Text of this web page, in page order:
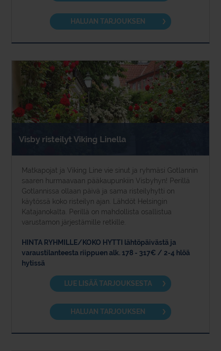
HALUAN TARJOUKSEN
Visby risteilyt Viking Linella
Matkapojat ja Viking Line vie sinut ja ryhmäsi Gotlannin
saaren hurmaavaan pääkaupunkiin Visbyhyn! Perillä
Gotlannissa ollaan päivä ja sama risteilyhytti on
käytössä koko risteilyn ajan. Lähdöt Helsingin
Katajanokalta. Perillä on mahdollista osallistua
varustamon järjestämille retkille.
HINTA RYHMILLE/KOKO HYTTI lähtöpäivästä ja
varaustilanteesta riippuen alk. 178 - 317€ / 2-4 hlöä
hytissä
LUE LISÄÄ TARJOUKSESTA
HALUAN TARJOUKSEN